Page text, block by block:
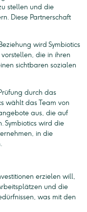
stellen und die
Diese Partnerschaft
wird Symbiotics
die in ihren
sichtbaren sozialen
durch das
wählt das Team von
aus, die auf
Symbiotics wird die
in die
erzielen will,
und die
was mit den